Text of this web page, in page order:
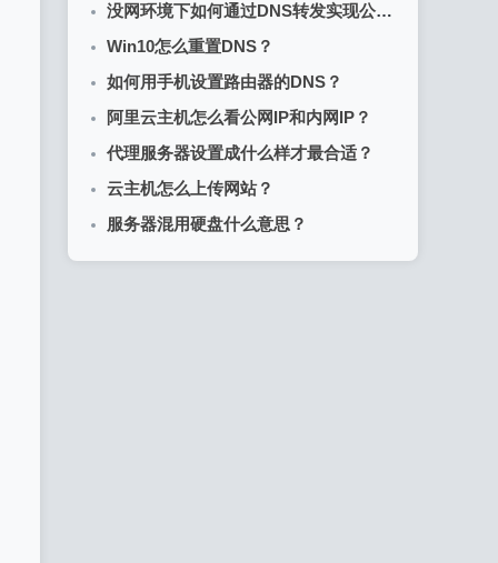
没网环境下如何通过DNS转发实现公网DNS解析？
Win10怎么重置DNS？
如何用手机设置路由器的DNS？
阿里云主机怎么看公网IP和内网IP？
代理服务器设置成什么样才最合适？
云主机怎么上传网站？
服务器混用硬盘什么意思？